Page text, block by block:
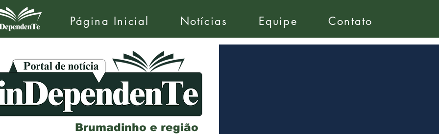
Página Inicial Notícias Equipe Contato
Brumadinho e região